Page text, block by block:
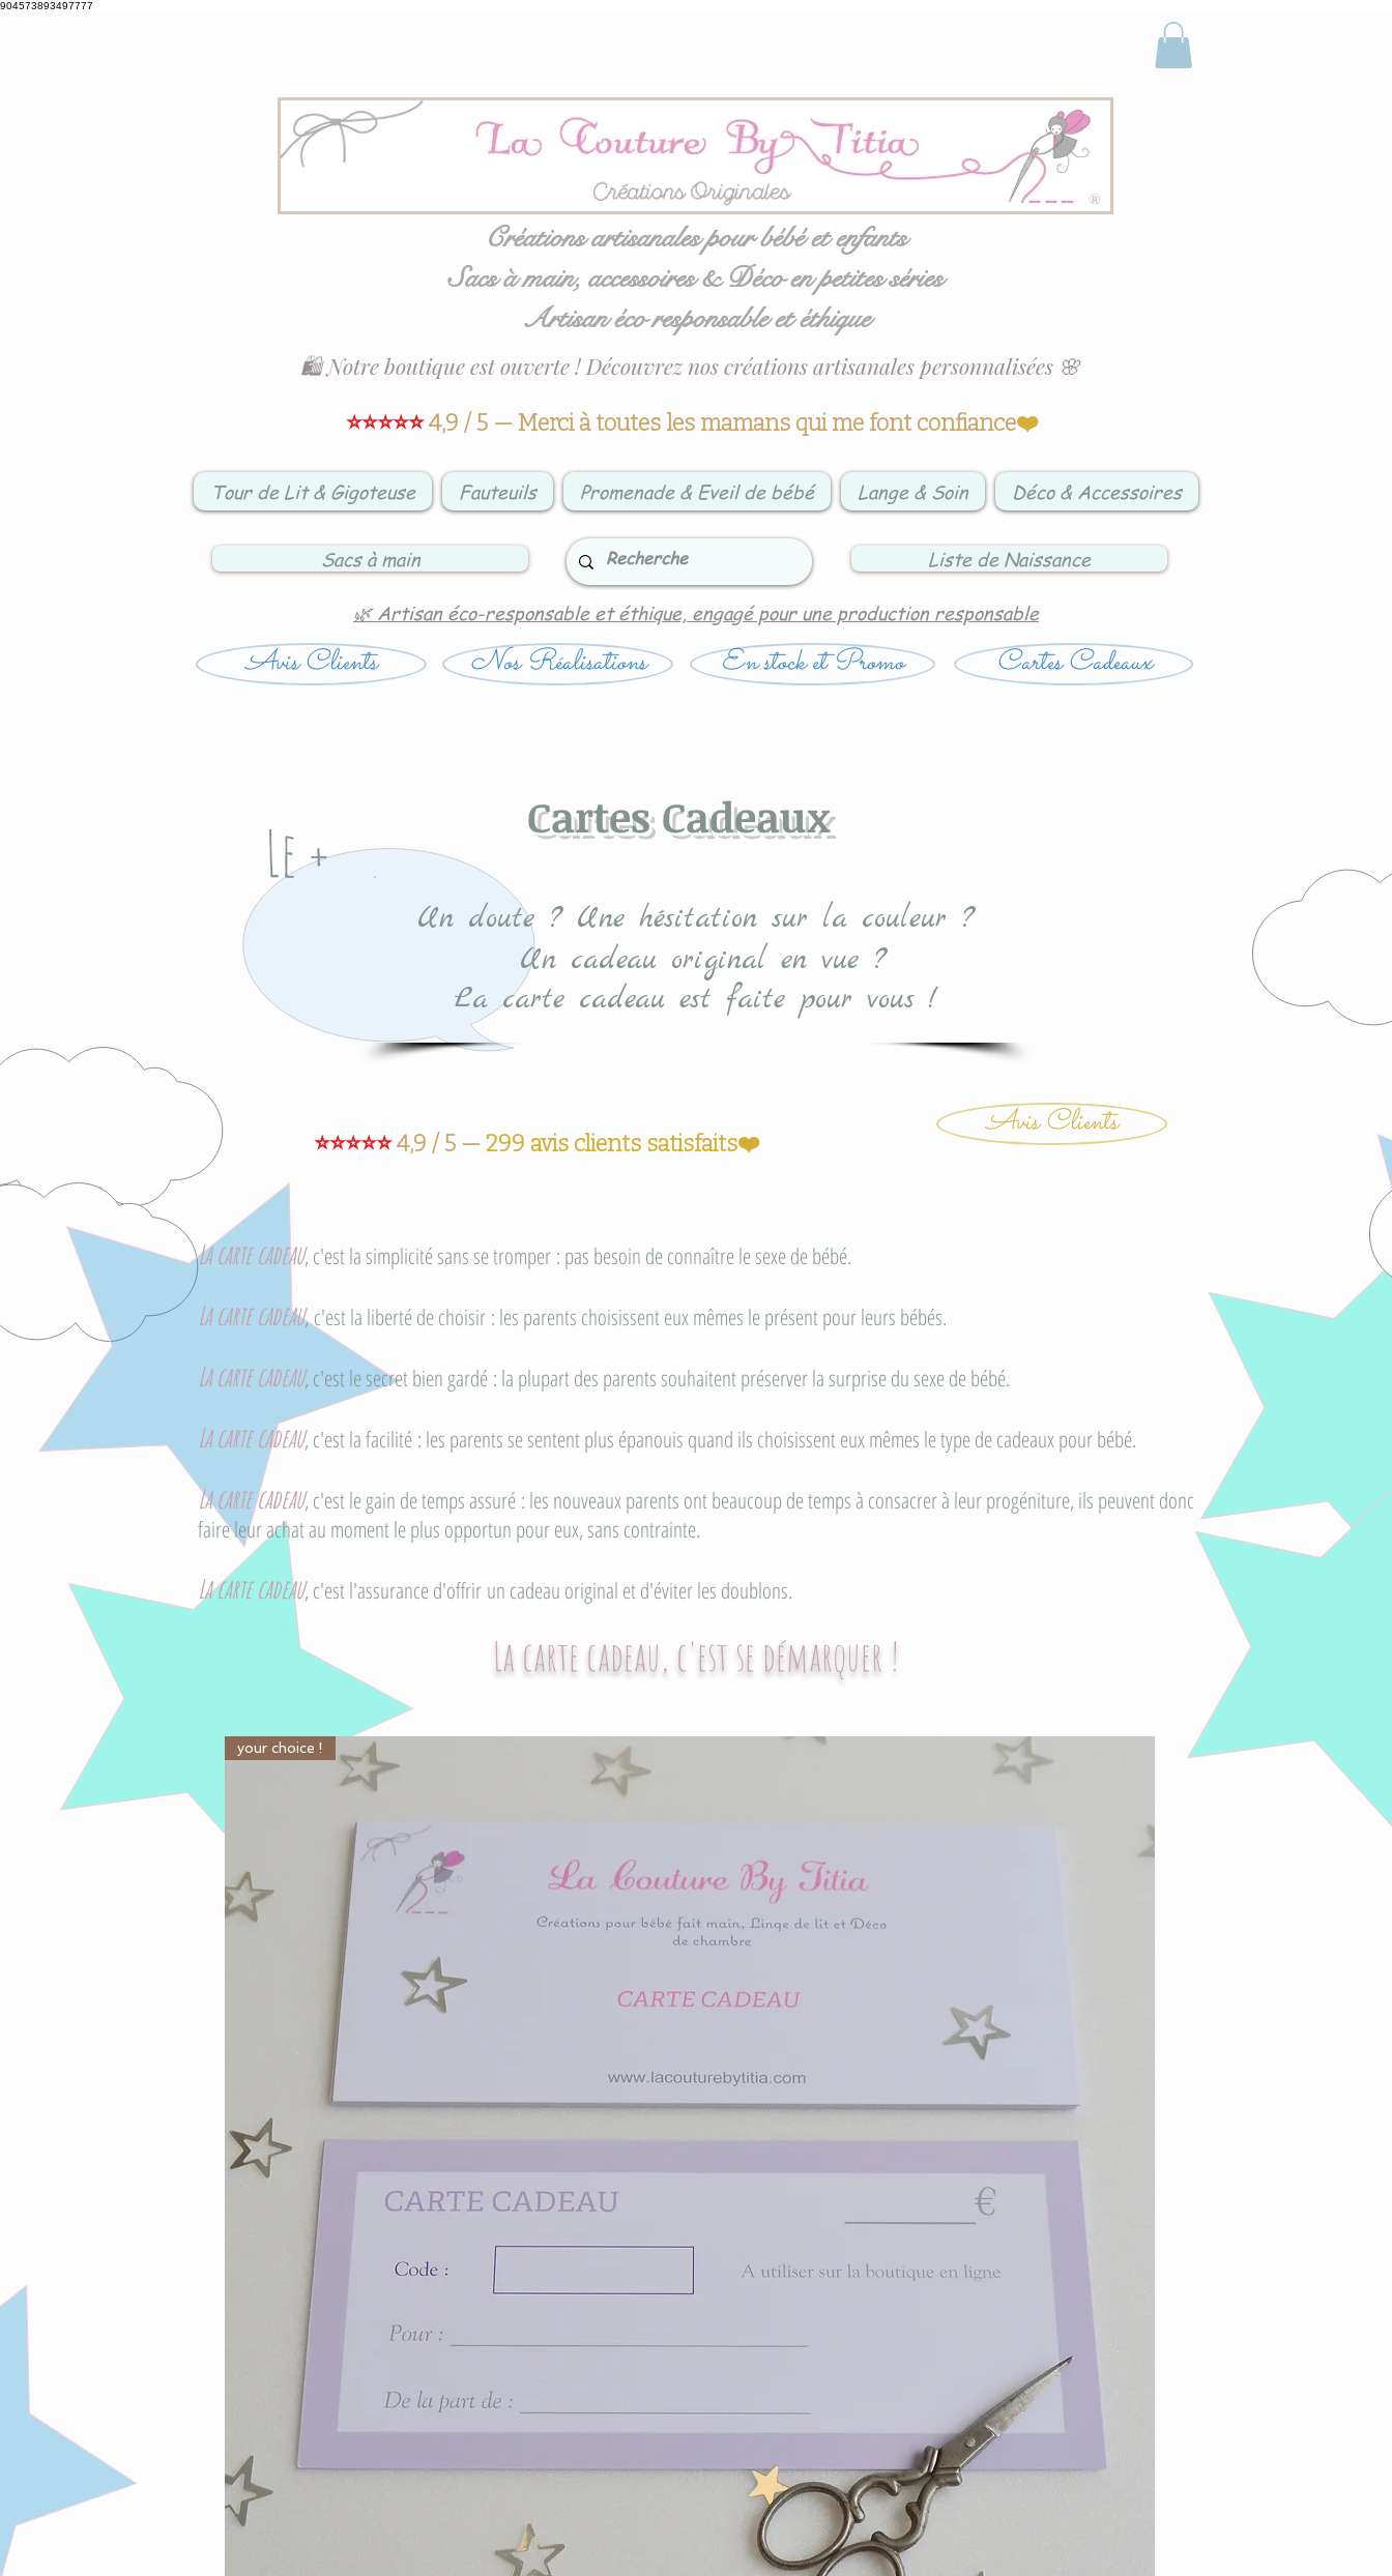
904573893497777
Créations artisanales pour bébé et enfants
Sacs à main, accessoires & Déco en petites séries
Artisan éco responsable et éthique
⭐⭐⭐⭐⭐4,9 / 5 — Merci à toutes les mamans qui me font confiance❤️
🛍️ Notre boutique est ouverte ! Découvrez nos créations artisanales personnalisées 🌸
Tour de Lit & Gigoteuse Fauteuils Promenade & Eveil de bébé Lange & Soin Déco & Accessoires
Sacs à main Liste de Naissance
🌿 Artisan éco-responsable et éthique, engagé pour une production responsable
Avis Clients Nos Réalisations En stock et Promo Cartes Cadeaux
Cartes Cadeaux
Le +
Un doute ? Une hésitation sur la couleur ?
Un cadeau original en vue ?
La carte cadeau est faite pour vous !
⭐⭐⭐⭐⭐4,9 / 5 —299 avis clients satisfaits❤️ Avis Clients
La carte cadeau, c'est la simplicité sans se tromper : pas besoin de connaître le sexe de bébé.
La carte cadeau, c'est la liberté de choisir : les parents choisissent eux mêmes le présent pour leurs bébés.
La carte cadeau, c'est le secret bien gardé : la plupart des parents souhaitent préserver la surprise du sexe de bébé.
La carte cadeau, c'est la facilité : les parents se sentent plus épanouis quand ils choisissent eux mêmes le type de cadeaux pour bébé.
La carte cadeau, c'est le gain de temps assuré : les nouveaux parents ont beaucoup de temps à consacrer à leur progéniture, ils peuvent donc
faire leur achat au moment le plus opportun pour eux, sans contrainte.
La carte cadeau, c'est l'assurance d'offrir un cadeau original et d'éviter les doublons.
La carte cadeau, c'est se démarquer !
your choice !